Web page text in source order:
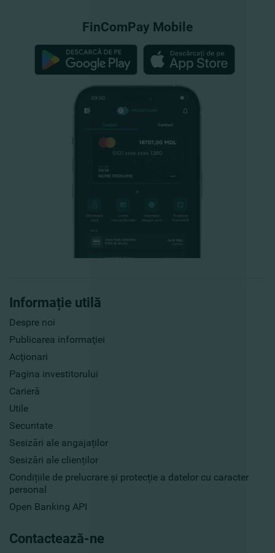
Informație utilă
Despre noi
Publicarea informaţiei
Acţionari
Pagina investitorului
Carieră
Utile
Securitate
Sesizări ale angajaților
Sesizări ale clienților
Condițiile de prelucrare și protecție a datelor cu caracter
personal
Open Banking API
Contactează-ne
FinComPay Mobile